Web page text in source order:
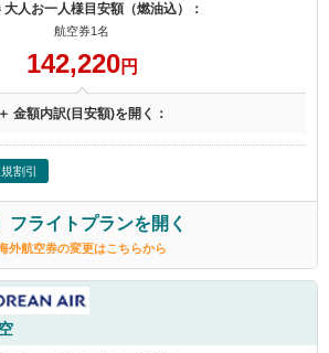
大人お一人様目安額（燃油込）：
航空券1名
142,220円
＋ 金額内訳(目安額)を開く：
割引
フライトプランを開く
外航空券の変更はこちらから